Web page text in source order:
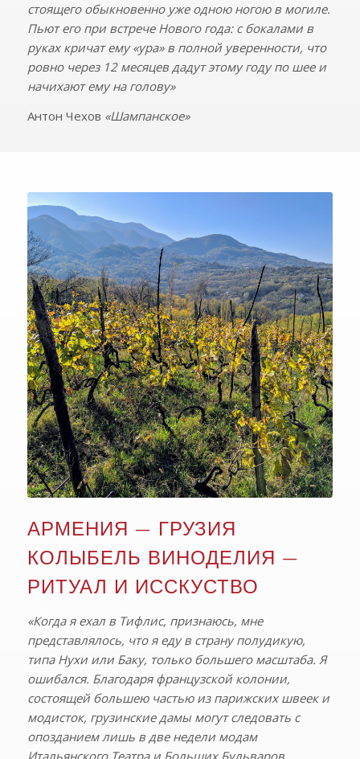
стоящего обыкновенно уже одною ногою в могиле.
Пьют его при встрече Нового года: с бокалами в
руках кричат ему «ура» в полной уверенности, что
ровно через 12 месяцев дадут этому году по шее и
начихают ему на голову»
Антон Чехов «Шампанское»
АРМЕНИЯ — ГРУЗИЯ
КОЛЫБЕЛЬ ВИНОДЕЛИЯ —
РИТУАЛ И ИССКУСТВО
«Когда я ехал в Тифлис, признаюсь, мне
представлялось, что я еду в страну полудикую,
типа Нухи или Баку, только большего масштаба. Я
ошибался. Благодаря французской колонии,
состоящей большею частью из парижских швеек и
модисток, грузинские дамы могут следовать с
опозданием лишь в две недели модам